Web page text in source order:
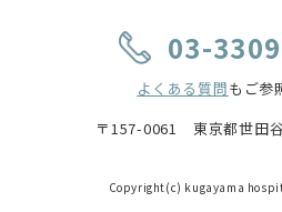
03-
よくある質問もご参
〒157-0061 東京都世田
Copyright(c) kugayama